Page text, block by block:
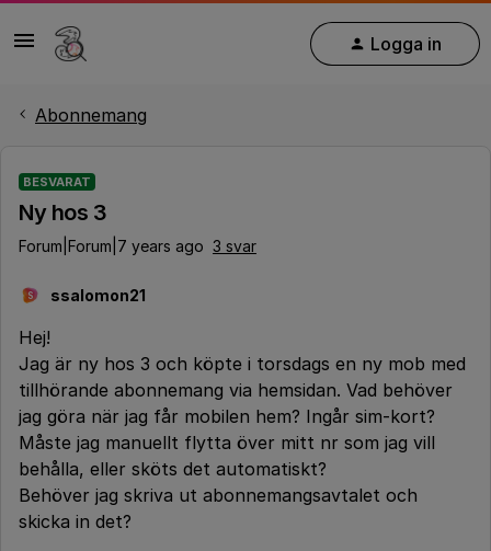
Logga in
Abonnemang
BESVARAT
Ny hos 3
Forum|Forum|7 years ago 3 svar
S ssalomon21
Hej!
Jag är ny hos 3 och köpte i torsdags en ny mob med
tillhörande abonnemang via hemsidan. Vad behöver
jag göra när jag får mobilen hem? Ingår sim-kort?
Måste jag manuellt flytta över mitt nr som jag vill
behålla, eller sköts det automatiskt?
Behöver jag skriva ut abonnemangsavtalet och
skicka in det?